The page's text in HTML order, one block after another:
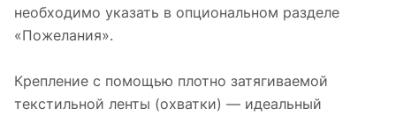
необходимо указать в опциональном разделе
«Пожелания».
Крепление с помощью плотно затягиваемой
текстильной ленты (охватки) — идеальный